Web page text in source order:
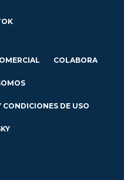
COLABORA
DE USO